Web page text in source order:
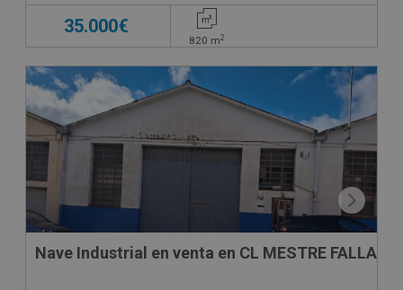
35.000€
820 m2
CONDICIONES ESPECIALES
Nave Industrial en venta en CL MESTRE FALLA